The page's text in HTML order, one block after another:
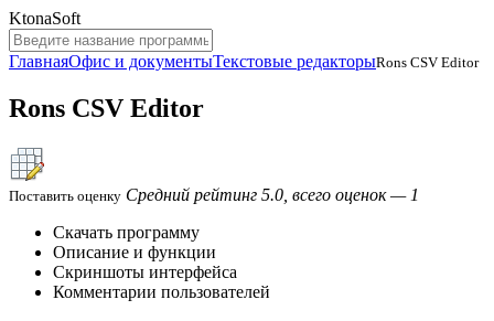
KtonaSoft
ГлавнаяОфис и документыТекстовые редакторыRons CSV Editor
Rons CSV Editor
Поставить оценку Средний рейтинг 5.0, всего оценок — 1
Скачать программу
Описание и функции
Скриншоты интерфейса
Комментарии пользователей